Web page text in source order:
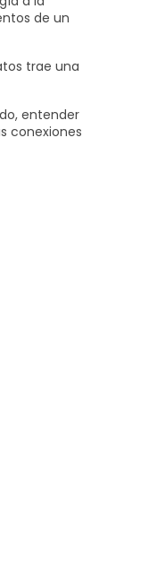
de un
trae una
entender
conexiones